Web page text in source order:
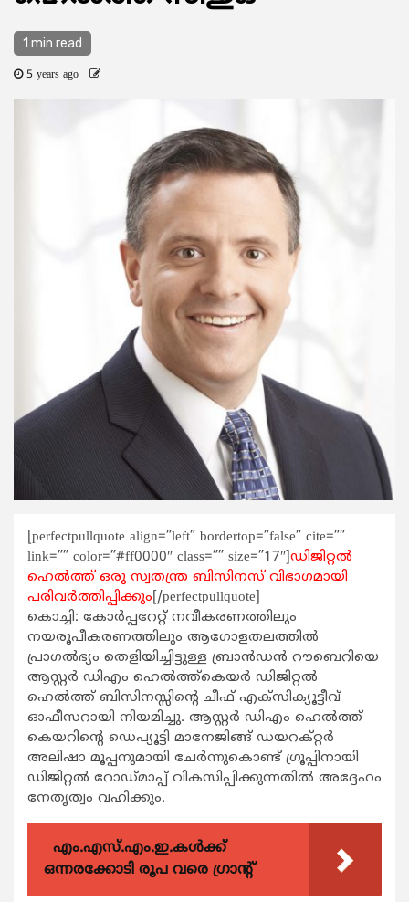
1 min read
5 years ago
[perfectpullquote align=”left” bordertop=”false” cite=””
link=”” color=”#ff0000″ class=”” size=”17″] ഡിജിറ്റല്‍
ഹെല്‍ത്ത് ഒരു സ്വതന്ത്ര ബിസിനസ് വിഭാഗമായി
പരിവര്‍ത്തിപ്പിക്കും [/perfectpullquote]
കൊച്ചി: കോര്‍പ്പറേറ്റ് നവീകരണത്തിലും
നയരൂപീകരണത്തിലും ആഗോളതലത്തില്‍
പ്രാഗല്‍ഭ്യം തെളിയിച്ചിട്ടുള്ള ബ്രാന്‍ഡന്‍ റൗബെറിയെ
ആസ്റ്റര്‍ ഡിഎം ഹെല്‍ത്ത്കെയര്‍ ഡിജിറ്റല്‍
ഹെല്‍ത്ത് ബിസിനസ്സിന്‍റെ ചീഫ് എക്സിക്യൂട്ടീവ്
ഓഫീസറായി നിയമിച്ചു. ആസ്റ്റര്‍ ഡിഎം ഹെല്‍ത്ത്
കെയറിന്‍റെ ഡെപ്യൂട്ടി മാനേജിങ്ങ് ഡയറക്റ്റര്‍
അലിഷാ മൂപ്പനുമായി ചേര്‍ന്നുകൊണ്ട് ഗ്രൂപ്പിനായി
ഡിജിറ്റല്‍ റോഡ്മാപ്പ് വികസിപ്പിക്കുന്നതില്‍ അദ്ദേഹം
നേതൃത്വം വഹിക്കും.
എം.എസ്.എം.ഇ.കൾക്ക്
ഒന്നരക്കോടി രൂപ വരെ ഗ്രാന്റ്